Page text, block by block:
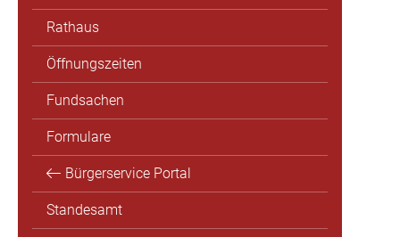
Rathaus
Öffnungszeiten
Fundsachen
Formulare
Bürgerservice Portal
Standesamt